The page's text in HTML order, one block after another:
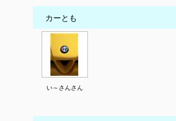
カーとも
い～さんさん